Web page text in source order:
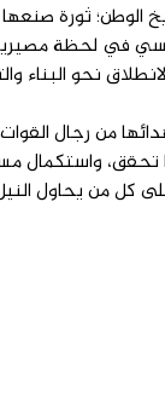
في تاريخ الوطن؛
في لحظة
نحو البناء
من رجال
واستكمال
من يحاول